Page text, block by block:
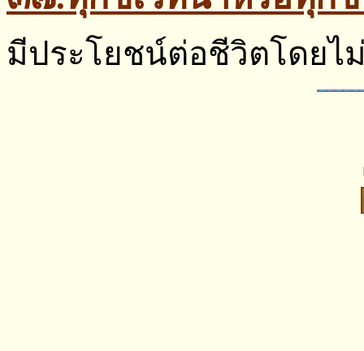
มีประโยชน์ต่อชีวิตโดยไ